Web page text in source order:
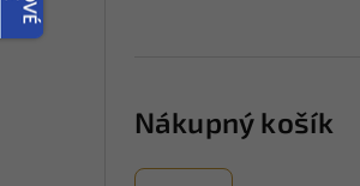
Nákupný košík